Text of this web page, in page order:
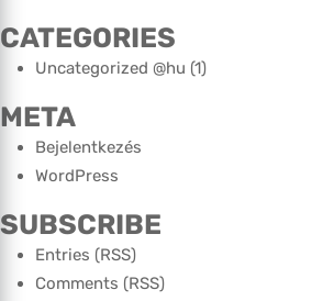
CATEGORIES
Uncategorized @hu (1)
META
Bejelentkezés
WordPress
SUBSCRIBE
Entries (RSS)
Comments (RSS)